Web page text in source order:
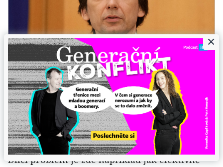
Foto: Adrián Zeiner
Dílčí problém je zde například jak efektivně
×